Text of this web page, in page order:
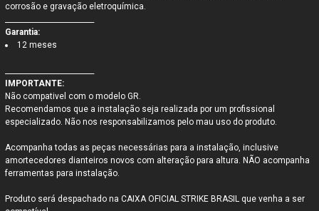
corrosão e gravação eletroquímica.
Garantia:
12 meses
IMPORTANTE:
Não compativel com o modelo GR.
Recomendamos que a instalação seja realizada por um profissional
especializado. Não nos responsabilizamos pelo mau uso do produto.
Acompanha todas as peças necessárias para a instalação, inclusive
amortecedores dianteiros novos com alteração para altura. NÃO acompanha
ferramentas para instalação.
Produto será despachado na CAIXA OFICIAL STRIKE BRASIL que venha a ser